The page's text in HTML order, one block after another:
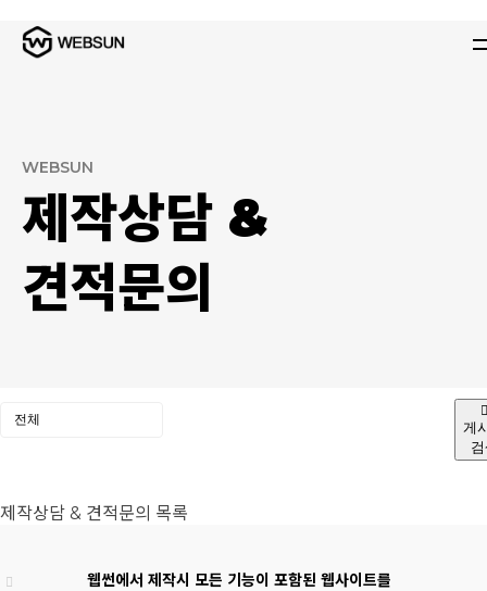
WEBSUN
제작상담 &
견적문의
게
제작상담 & 견적문의 목록
웹썬에서 제작시 모든 기능이 포함된 웹사이트를